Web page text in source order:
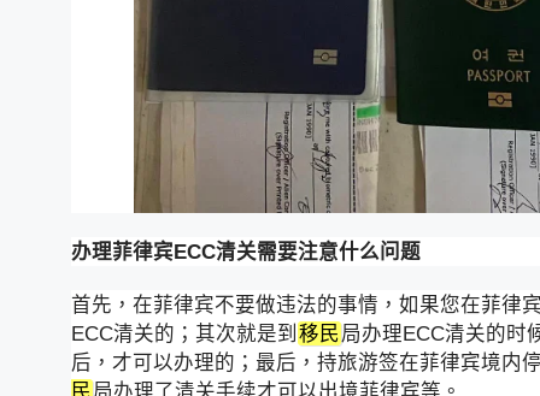
办理菲律宾ECC清关需要注意什么问题
首先，在菲律宾不要做违法的事情，如果您在菲律
ECC清关的；其次就是到 移民 局办理ECC清关的时
后，才可以办理的；最后，持旅游签在菲律宾境内
民 局办理了清关手续才可以出境菲律宾等。